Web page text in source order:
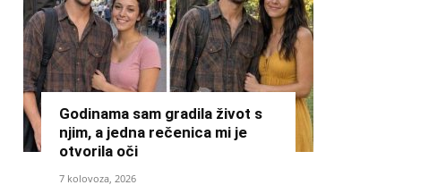
Godinama sam gradila život s
njim, a jedna rečenica mi je
otvorila oči
7 kolovoza, 2026